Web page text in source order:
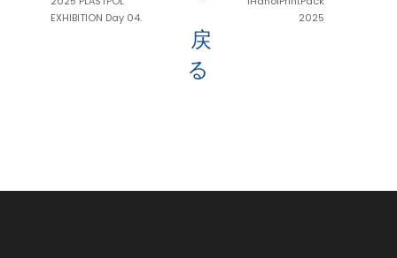
EXHIBITION Day 04.
戻
る
2025